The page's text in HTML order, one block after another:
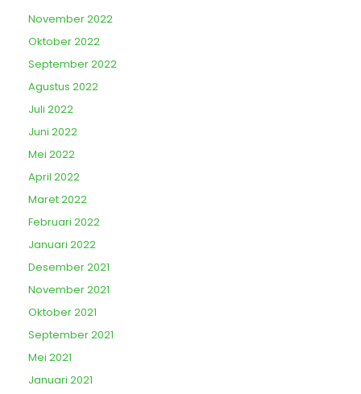
November 2022
Oktober 2022
September 2022
Agustus 2022
Juli 2022
Juni 2022
Mei 2022
April 2022
Maret 2022
Februari 2022
Januari 2022
Desember 2021
November 2021
Oktober 2021
September 2021
Mei 2021
Januari 2021